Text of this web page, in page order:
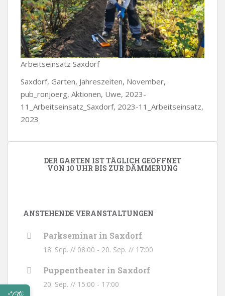
Arbeitseinsatz Saxdorf
Saxdorf, Garten, Jahreszeiten, November,
pub_ronjoerg, Aktionen, Uwe, 2023-
11_Arbeitseinsatz_Saxdorf, 2023-11_Arbeitseinsatz,
2023
DER GARTEN IST TÄGLICH GEÖFFNET
VON 10 UHR BIS ZUR DÄMMERUNG
ANSTEHENDE VERANSTALTUNGEN
Parkseminar in Saxdorf
18. Sep. // 08:00 - 20. Sep. // 17:00
Puppentheater in Saxdorf
20. Sep. // 15:00 - 17:00